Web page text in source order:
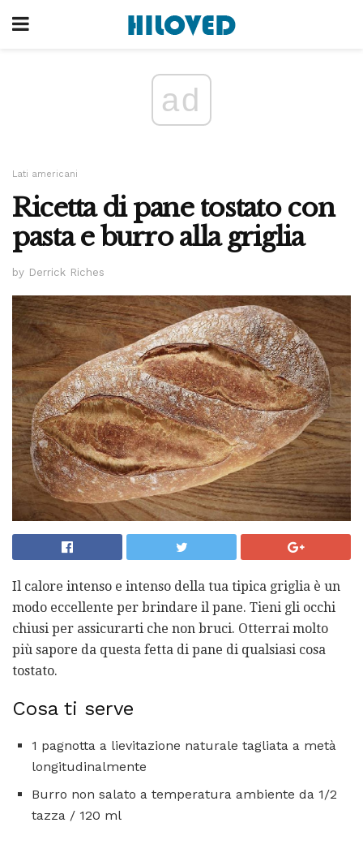
ad
Lati americani
Ricetta di pane tostato con
pasta e burro alla griglia
by Derrick Riches
Il calore intenso e intenso della tua tipica griglia è un
modo eccellente per brindare il pane. Tieni gli occhi
chiusi per assicurarti che non bruci. Otterrai molto
più sapore da questa fetta di pane di qualsiasi cosa
tostato.
Cosa ti serve
1 pagnotta a lievitazione naturale tagliata a metà
longitudinalmente
Burro non salato a temperatura ambiente da 1/2
tazza / 120 ml